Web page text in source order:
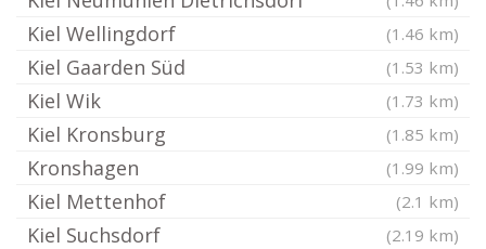
Kiel Wellingdorf (1.46 km)
Kiel Gaarden Süd (1.53 km)
Kiel Wik (1.73 km)
Kiel Kronsburg (1.85 km)
Kronshagen (1.99 km)
Kiel Mettenhof (2.1 km)
Kiel Suchsdorf (2.19 km)